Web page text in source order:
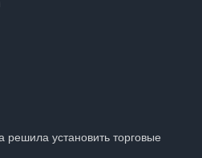
решила установить торговые